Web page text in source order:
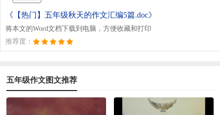
《【热门】五年级秋天的作文汇编5篇.doc》
将本文的Word文档下载到电脑，方便收藏和打印
推荐度：
五年级作文图文推荐